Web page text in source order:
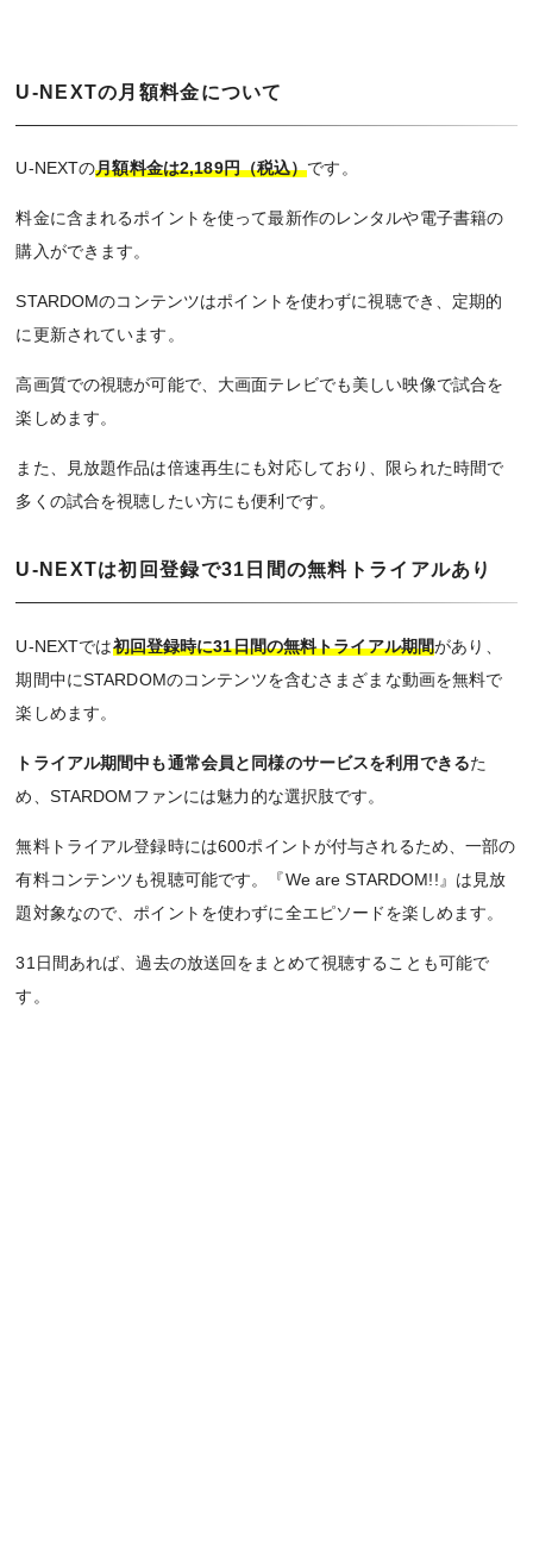
U-NEXTの月額料金について
U-NEXTの月額料金は2,189円（税込）です。
料金に含まれるポイントを使って最新作のレンタルや電子書籍の
購入ができます。
STARDOMのコンテンツはポイントを使わずに視聴でき、定期的
に更新されています。
高画質での視聴が可能で、大画面テレビでも美しい映像で試合を
楽しめます。
また、見放題作品は倍速再生にも対応しており、限られた時間で
多くの試合を視聴したい方にも便利です。
U-NEXTは初回登録で31日間の無料トライアルあり
U-NEXTでは初回登録時に31日間の無料トライアル期間があり、
期間中にSTARDOMのコンテンツを含むさまざまな動画を無料で
楽しめます。
トライアル期間中も通常会員と同様のサービスを利用できるた
め、STARDOMファンには魅力的な選択肢です。
無料トライアル登録時には600ポイントが付与されるため、一部の
有料コンテンツも視聴可能です。『We are STARDOM!!』は見放
題対象なので、ポイントを使わずに全エピソードを楽しめます。
31日間あれば、過去の放送回をまとめて視聴することも可能で
す。